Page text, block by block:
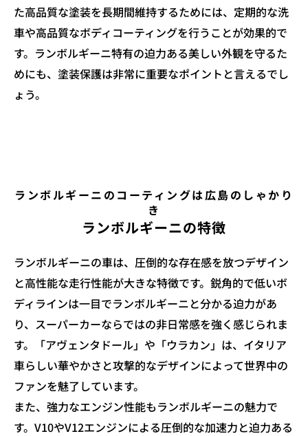
た高品質な塗装を長期間維持するためには、定期的な洗
車や高品質なボディコーティングを行うことが効果的で
す。ランボルギーニ特有の迫力ある美しい外観を守るた
めにも、塗装保護は非常に重要なポイントと言えるでし
ょう。
ランボルギーニのコーティングは広島のしゃかり
き
ランボルギーニの特徴
ランボルギーニの車は、圧倒的な存在感を放つデザイン
と高性能な走行性能が大きな特徴です。鋭角的で低いボ
ディラインは一目でランボルギーニと分かる迫力があ
り、スーパーカーならではの非日常感を強く感じられま
す。「アヴェンタドール」や「ウラカン」は、イタリア
車らしい華やかさと攻撃的なデザインによって世界中の
ファンを魅了しています。
また、強力なエンジン性能もランボルギーニの魅力で
す。V10やV12エンジンによる圧倒的な加速力と迫力ある